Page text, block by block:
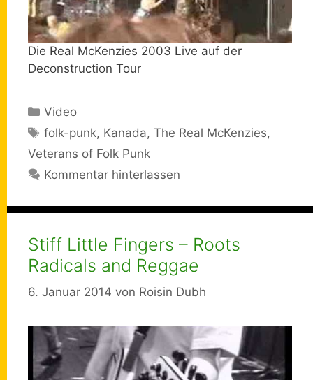
Die Real McKenzies 2003 Live auf der
Deconstruction Tour
Kategorien
Video
Schlagwörter
folk-punk, Kanada,The Real McKenzies,
Veterans of Folk Punk
Kommentar hinterlassen
Stiff Little Fingers – Roots
Radicals and Reggae
6. Januar 2014 von Roisin Dubh